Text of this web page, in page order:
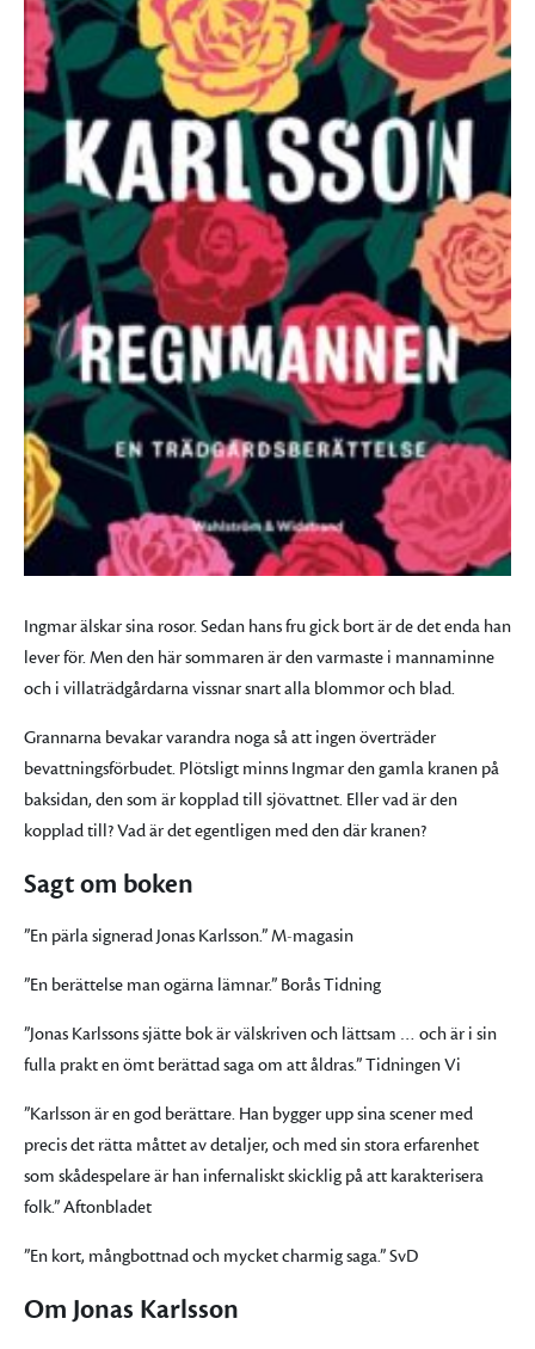
Ingmar älskar sina rosor. Sedan hans fru gick bort är de det enda han
lever för. Men den här sommaren är den varmaste i mannaminne
och i villaträdgårdarna vissnar snart alla blommor och blad.
Grannarna bevakar varandra noga så att ingen överträder
bevattningsförbudet. Plötsligt minns Ingmar den gamla kranen på
baksidan, den som är kopplad till sjövattnet. Eller vad är den
kopplad till? Vad är det egentligen med den där kranen?
Sagt om boken
”En pärla signerad Jonas Karlsson.” M-magasin
”En berättelse man ogärna lämnar.” Borås Tidning
”Jonas Karlssons sjätte bok är välskriven och lättsam … och är i sin
fulla prakt en ömt berättad saga om att åldras.” Tidningen Vi
”Karlsson är en god berättare. Han bygger upp sina scener med
precis det rätta måttet av detaljer, och med sin stora erfarenhet
som skådespelare är han infernaliskt skicklig på att karakterisera
folk.” Aftonbladet
”En kort, mångbottnad och mycket charmig saga.” SvD
Om Jonas Karlsson